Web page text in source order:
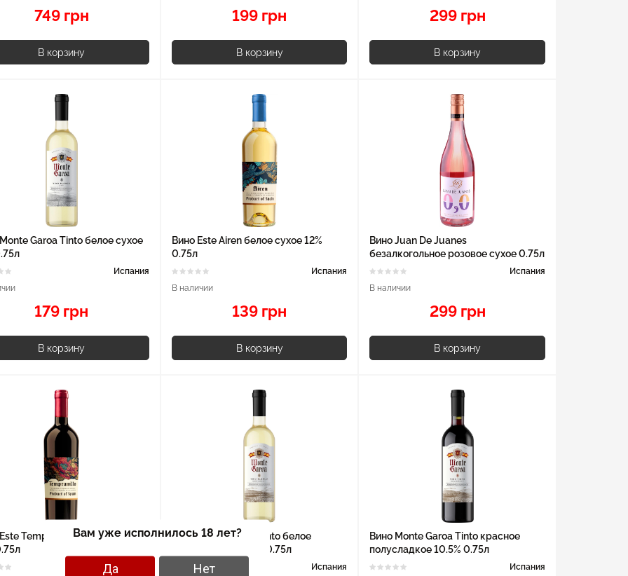
749 грн
В корзину
199 грн
В корзину
299 грн
В корзину
Garoa Tinto белое сухое
Испания
179 грн
В корзину
Вино Este Airen белое сухое 12%
0.75л
Испания
В наличии
139 грн
В корзину
Вино Juan De Juanes
безалкогольное розовое сухое 0.75л
Испания
В наличии
299 грн
В корзину
Tempranillo красное сухое
Испания
Вино Monte Garoa Tinto белое
полусладкое 10.5% 0.75л
Испания
Вино Monte Garoa Tinto красное
полусладкое 10.5% 0.75л
Испания
Вам уже исполнилось 18 лет?
Да Нет